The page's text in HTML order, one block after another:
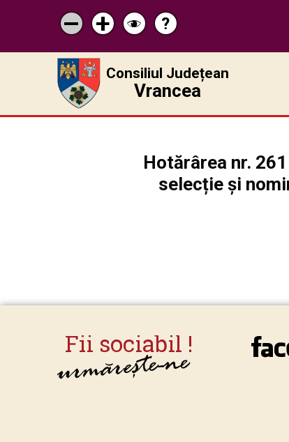
Micșorează
scrisul
Mărește
scrisul
Schimbă
contrastul
Pagina
de
ajutor
?
Consiliul Județean
Vrancea
Hotărârea nr.
selecție și